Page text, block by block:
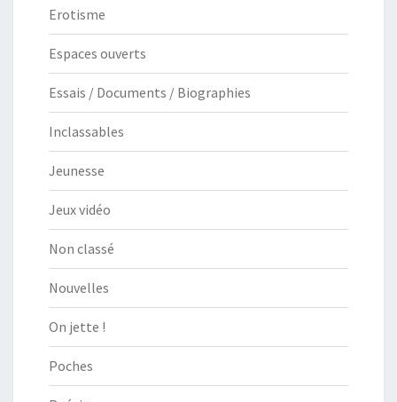
Erotisme
Espaces ouverts
Essais / Documents / Biographies
Inclassables
Jeunesse
Jeux vidéo
Non classé
Nouvelles
On jette !
Poches